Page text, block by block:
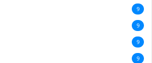
9
9
9
9